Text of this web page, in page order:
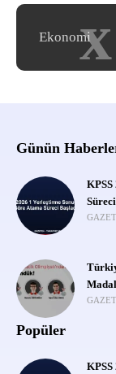
x
Ekonomi
Günün
KPSS
Popüler
KPSS